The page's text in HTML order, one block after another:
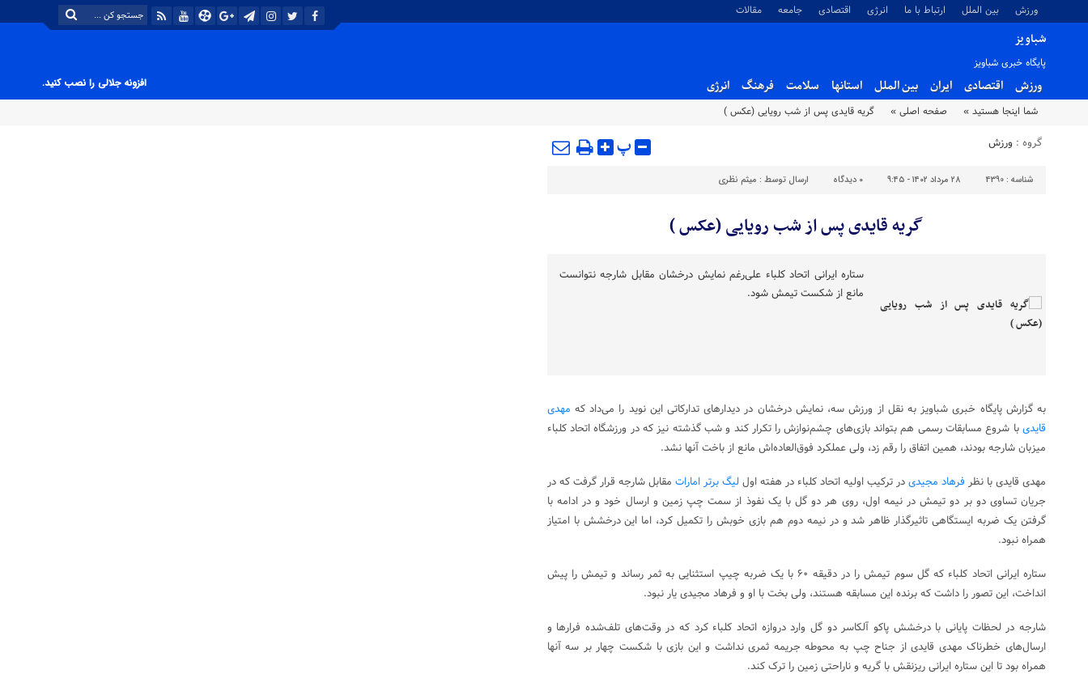
ورزش بین الملل ارتباط با ما انرژی اقتصادی جامعه مقالات
شباویز
پایگاه خبری شباویز
ورزش اقتصادی ایران بین الملل استانها سلامت فرهنگ انرژی افزونه جلالی را نصب کنید.
شما اینجا هستید » صفحه اصلی » گریه قایدی پس از شب رویایی (عکس )
گروه : ورزش پ
شناسه : 4390 ۲۸ مرداد ۱۴۰۲ - ۹:۴۵ ۰ دیدگاه ارسال توسط : میثم نظری
گریه قایدی پس از شب رویایی (عکس )
ستاره ایرانی اتحاد کلباء علی‌رغم نمایش درخشان مقابل شارجه نتوانست
مانع از شکست تیمش شود.
به گزارش پایگاه خبری شباویز به نقل از ورزش سه، نمایش درخشان در دیدارهای تدارکاتی این نوید را می‌داد که مهدی
قایدیبا شروع مسابقات رسمی هم بتواند بازی‌های چشم‌نوازش را تکرار کند و شب گذشته نیز که در ورزشگاه اتحاد کلباء
میزبان شارجه بودند، همین اتفاق را رقم زد، ولی عملکرد فوق‌العاده‌اش مانع از باخت آنها نشد.
مهدی قایدی با نظر فرهاد مجیدیدر ترکیب اولیه اتحاد کلباء در هفته اوللیگ برتر امارات مقابل شارجه قرار گرفت که در
جریان تساوی دو بر دو تیمش در نیمه اول، روی هر دو گل با یک نفوذ از سمت چپ زمین و ارسال خود و در ادامه با
گرفتن یک ضربه ایستگاهی تاثیرگذار ظاهر شد و در نیمه دوم هم بازی خوبش را تکمیل کرد، اما این درخشش با امتیاز
همراه نبود.
ستاره ایرانی اتحاد کلباء که گل سوم تیمش را در دقیقه ۶۰ با یک ضربه چیپ استثنایی به ثمر رساند و تیمش را پیش
انداخت، این تصور را داشت که برنده این مسابقه هستند، ولی بخت با او و فرهاد مجیدی یار نبود.
شارجه در لحظات پایانی با درخشش پاکو آلکاسر دو گل وارد دروازه اتحاد کلباء کرد که در وقت‌های تلف‌شده فرارها و
ارسال‌های خطرناک مهدی قایدی از جناح چپ به محوطه جریمه ثمری نداشت و این بازی با شکست چهار بر سه آنها
همراه بود تا این ستاره ایرانی ریزنقش با گریه و ناراحتی زمین را ترک کند.